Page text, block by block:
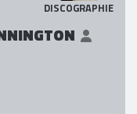
DISCOGRAPHIE